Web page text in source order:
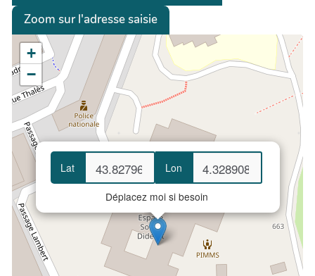
Zoom sur l'adresse saisie
Lat Lon
Déplacez moi si besoin
+
−